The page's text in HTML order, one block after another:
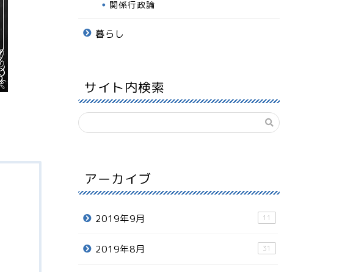
関係行政論
暮らし
サイト内検索
アーカイブ
2019年9月 11
2019年8月 31